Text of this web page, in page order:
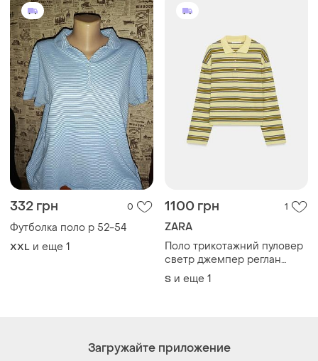
332 грн 0
Футболка поло р 52-54
XXL и еще 1
1100 грн 1
ZARA
Поло трикотажний пуловер
светр джемпер реглан
кофта лонгслів
S и еще 1
Загружайте приложение